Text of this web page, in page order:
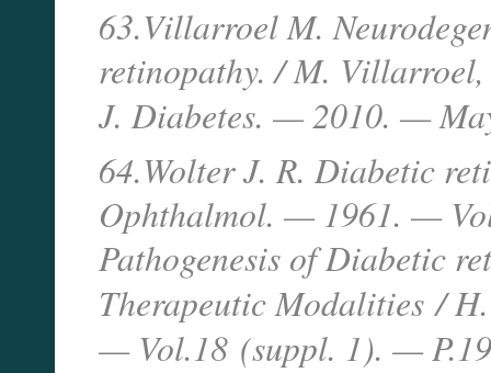
63.Villarroel M.
retinopathy. / M.
J. Diabetes. — 2010. —
64.Wolter J. R. Diabetic
Ophthalmol. — 1961. —
Pathogenesis of Diabetic
Therapeutic Modalities/
— Vol.18 (suppl. 1). —